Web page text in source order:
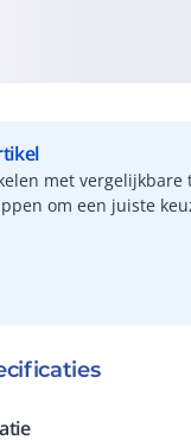
met vergelijkbare
om een juiste